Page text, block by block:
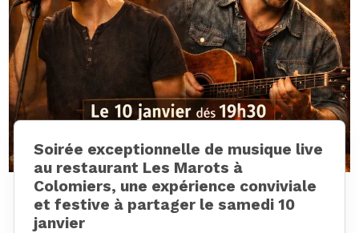
Soirée exceptionnelle de musique live
au restaurant Les Marots à
Colomiers, une expérience conviviale
et festive à partager le samedi 10
janvier